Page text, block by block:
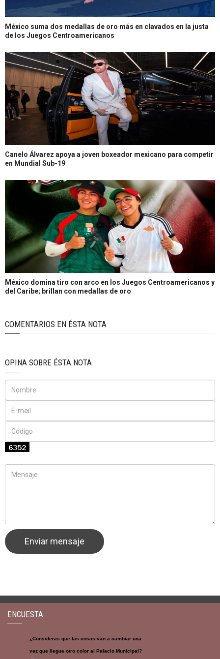
México suma dos medallas de oro más en clavados en la justa
de los Juegos Centroamericanos
Canelo Álvarez apoya a joven boxeador mexicano para competir
en Mundial Sub-19
México domina tiro con arco en los Juegos Centroamericanos y
del Caribe; brillan con medallas de oro
COMENTARIOS EN ÉSTA NOTA
OPINA SOBRE ÉSTA NOTA
ENCUESTA
¿Consideras que las cosas van a cambiar una
vez que llegue otro color al Palacio Municipal?